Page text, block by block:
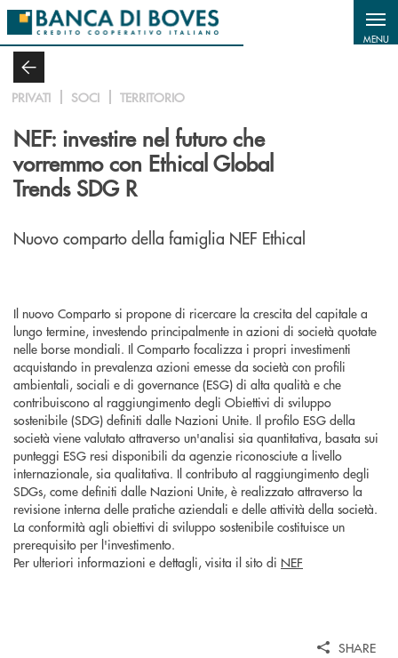
Salta al contenuto principale
MENU
PRIVATI SOCI TERRITORIO
NEF: investire nel futuro che
vorremmo con Ethical Global
Trends SDG R
Nuovo comparto della famiglia NEF Ethical
Il nuovo Comparto si propone di ricercare la crescita del capitale a
lungo termine, investendo principalmente in azioni di società quotate
nelle borse mondiali. Il Comparto focalizza i propri investimenti
acquistando in prevalenza azioni emesse da società con profili
ambientali, sociali e di governance (ESG) di alta qualità e che
contribuiscono al raggiungimento degli Obiettivi di sviluppo
sostenibile (SDG) definiti dalle Nazioni Unite. Il profilo ESG della
società viene valutato attraverso un'analisi sia quantitativa, basata sui
punteggi ESG resi disponibili da agenzie riconosciute a livello
internazionale, sia qualitativa. Il contributo al raggiungimento degli
SDGs, come definiti dalle Nazioni Unite, è realizzato attraverso la
revisione interna delle pratiche aziendali e delle attività della società.
La conformità agli obiettivi di sviluppo sostenibile costituisce un
prerequisito per l'investimento.
Per ulteriori informazioni e dettagli, visita il sito di NEF
SHARE